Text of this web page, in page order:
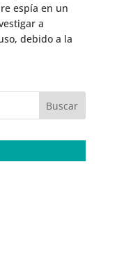
espía en un
a
debido a la